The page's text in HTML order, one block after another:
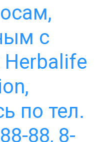
с
Herbalife
по тел.
88, 8-